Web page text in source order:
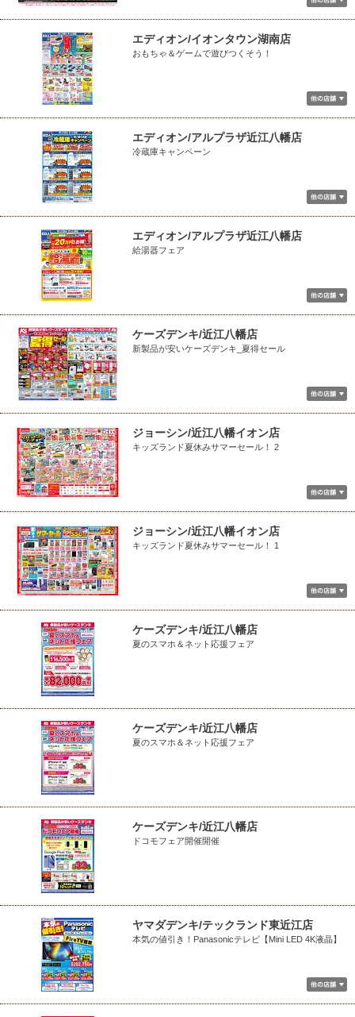
エディオン/イオンタウン湖南店
おもちゃ＆ゲームで遊びつくそう！
エディオン/アルプラザ近江八幡店
冷蔵庫キャンペーン
エディオン/アルプラザ近江八幡店
給湯器フェア
ケーズデンキ/近江八幡店
新製品が安いケーズデンキ_夏得セール
ジョーシン/近江八幡イオン店
キッズランド夏休みサマーセール！ 2
ジョーシン/近江八幡イオン店
キッズランド夏休みサマーセール！ 1
ケーズデンキ/近江八幡店
夏のスマホ＆ネット応援フェア
ケーズデンキ/近江八幡店
夏のスマホ＆ネット応援フェア
ケーズデンキ/近江八幡店
ドコモフェア開催開催
ヤマダデンキ/テックランド東近江店
本気の値引き！Panasonicテレビ【Mini LED 4K液晶】